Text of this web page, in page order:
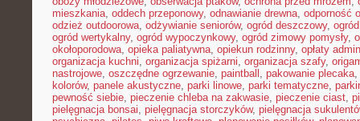
mieszkania, oddech przeponowy, odnawianie drewna, odporność
odzież outdoorowa, odżywianie seniorów, ogród deszczowy,
ogród wertykalny, ogród wypoczynkowy, ogród zimowy pomysły,
okołoporodowa, opieka paliatywna, opiekun rodzinny, opłaty
organizacja kuchni, organizacja spiżarni, organizacja szafy,
nastrojowe, oszczędne ogrzewanie, paintball , pakowanie plecaka,
kolorów, panele akustyczne, parki linowe, parki tematyczne,
pewność siebie, pieczenie chleba na zakwasie, pieczenie ciast,
pielęgnacja bonsai, pielęgnacja storczyków, pielęgnacja